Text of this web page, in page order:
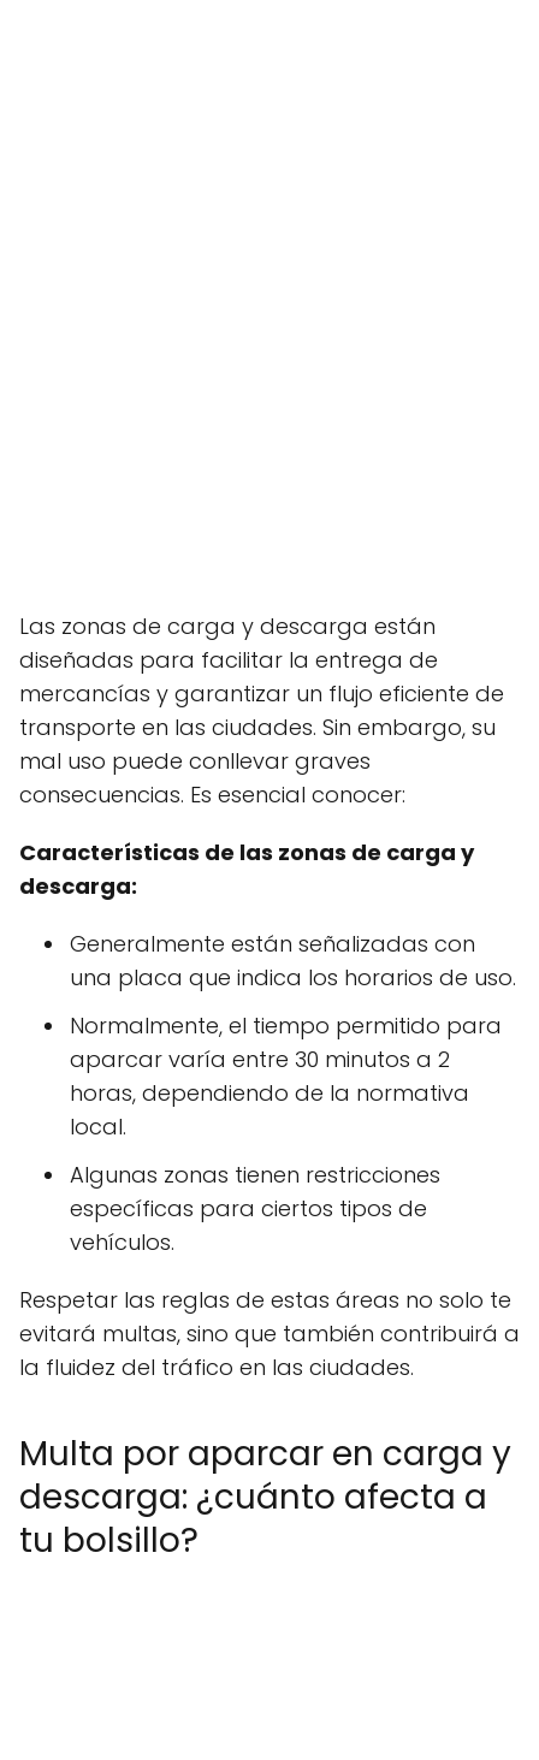
Las zonas de carga y descarga están
diseñadas para facilitar la entrega de
mercancías y garantizar un flujo eficiente de
transporte en las ciudades. Sin embargo, su
mal uso puede conllevar graves
consecuencias. Es esencial conocer:
Características de las zonas de carga y
descarga:
Generalmente están señalizadas con
una placa que indica los horarios de uso.
Normalmente, el tiempo permitido para
aparcar varía entre 30 minutos a 2
horas, dependiendo de la normativa
local.
Algunas zonas tienen restricciones
específicas para ciertos tipos de
vehículos.
Respetar las reglas de estas áreas no solo te
evitará multas, sino que también contribuirá a
la fluidez del tráfico en las ciudades.
Multa por aparcar en carga y
descarga: ¿cuánto afecta a
tu bolsillo?